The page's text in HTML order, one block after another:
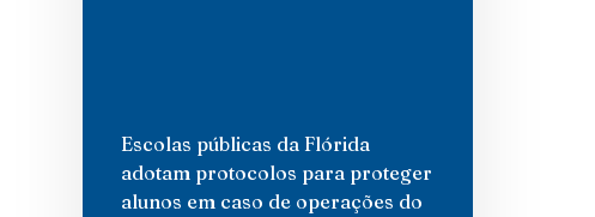
Escolas públicas da Flórida
adotam protocolos para proteger
alunos em caso de operações do